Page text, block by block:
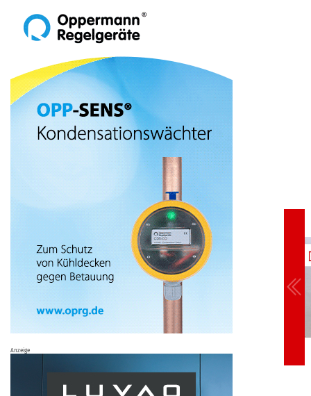
Anzeige